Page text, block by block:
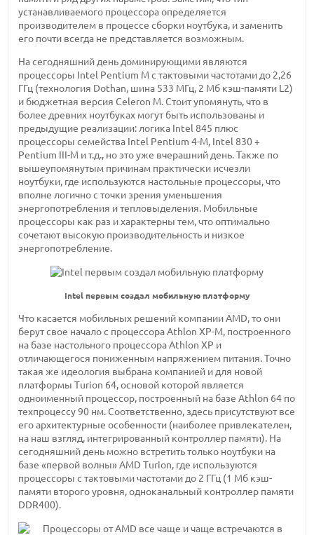
устанавливаемого процессора определяется
производителем в процессе сборки ноутбука, и заменить
его почти всегда не представляется возможным.
На сегодняшний день доминирующими являются
процессоры Intel Pentium M с тактовыми частотами до 2,26
ГГц (технология Dothan, шина 533 МГц, 2 Мб кэш-памяти L2)
и бюджетная версия Celeron M. Стоит упомянуть, что в
более древних ноутбуках могут быть использованы и
предыдущие реализации: логика Intel 845 плюс
процессоры семейства Intel Pentium 4-M, Intel 830 +
Pentium III-M и т.д., но это уже вчерашний день. Также по
вышеупомянутым причинам практически исчезли
ноутбуки, где используются настольные процессоры, что
вполне логично с точки зрения уменьшения
энергопотребления и тепловыделения. Мобильные
процессоры как раз и характерны тем, что оптимально
сочетают высокую производительность и низкое
энергопотребление.
Intel первым создал мобильную платформу
Что касается мобильных решений компании AMD, то они
берут свое начало с процессора Athlon XP-M, построенного
на базе настольного процессора Athlon XP и
отличающегося пониженным напряжением питания. Точно
такая же идеология выбрана компанией и для новой
платформы Turion 64, основой которой является
одноименный процессор, построенный на базе Athlon 64 по
техпроцессу 90 нм. Соответственно, здесь присутствуют все
его архитектурные особенности (наиболее привлекателен,
на наш взгляд, интегрированный контроллер памяти). На
сегодняшний день можно встретить только ноутбуки на
базе «первой волны» AMD Turion, где используются
процессоры с тактовыми частотами до 2 ГГц (1 Мб кэш-
памяти второго уровня, одноканальный контроллер памяти
DDR400).